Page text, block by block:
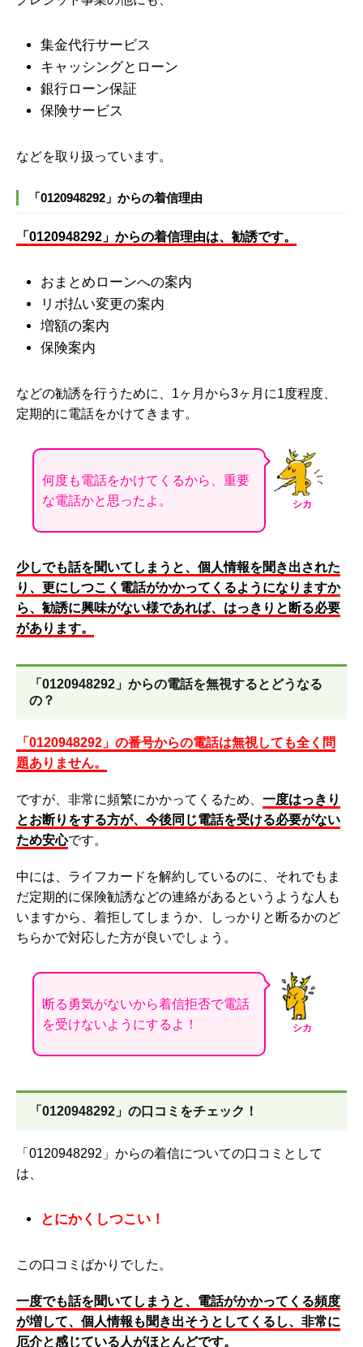
集金代行サービス
キャッシングとローン
銀行ローン保証
保険サービス
などを取り扱っています。
「0120948292」からの着信理由
「0120948292」からの着信理由は、勧誘です。
おまとめローンへの案内
リボ払い変更の案内
増額の案内
保険案内
などの勧誘を行うために、1ヶ月から3ヶ月に1度程度、
定期的に電話をかけてきます。
シカ
何度も電話をかけてくるから、重要
な電話かと思ったよ。
少しでも話を聞いてしまうと、個人情報を聞き出された
り、更にしつこく電話がかかってくるようになりますか
ら、勧誘に興味がない様であれば、はっきりと断る必要
があります。
「0120948292」からの電話を無視するとどうなる
の？
「0120948292」の番号からの電話は無視しても全く問
題ありません。
ですが、非常に頻繁にかかってくるため、 一度はっきり
とお断りをする方が、今後同じ電話を受ける必要がない
ため安心です。
中には、ライフカードを解約しているのに、それでもま
だ定期的に保険勧誘などの連絡があるというような人も
いますから、着拒してしまうか、しっかりと断るかのど
ちらかで対応した方が良いでしょう。
シカ
断る勇気がないから着信拒否で電話
を受けないようにするよ！
「0120948292」の口コミをチェック！
「0120948292」からの着信についての口コミとして
は、
とにかくしつこい！
この口コミばかりでした。
一度でも話を聞いてしまうと、電話がかかってくる頻度
が増して、個人情報も聞き出そうとしてくるし、非常に
厄介と感じている人がほとんどです。